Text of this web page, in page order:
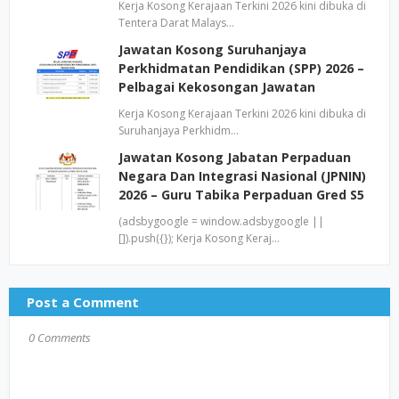
Kerja Kosong Kerajaan Terkini 2026 kini dibuka di
Tentera Darat Malays…
Jawatan Kosong Suruhanjaya
Perkhidmatan Pendidikan (SPP) 2026 –
Pelbagai Kekosongan Jawatan
Kerja Kosong Kerajaan Terkini 2026 kini dibuka di
Suruhanjaya Perkhidm…
Jawatan Kosong Jabatan Perpaduan
Negara Dan Integrasi Nasional (JPNIN)
2026 – Guru Tabika Perpaduan Gred S5
(adsbygoogle = window.adsbygoogle ||
[]).push({}); Kerja Kosong Keraj…
Post a Comment
0 Comments